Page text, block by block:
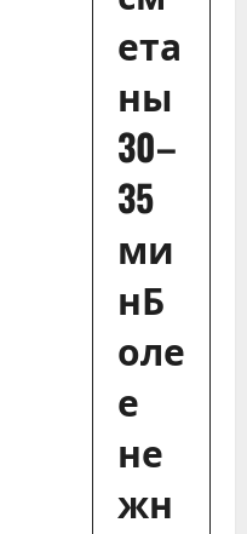
ета
ны
30–
35
ми
нБ
оле
е
не
жн